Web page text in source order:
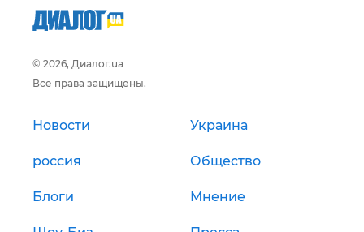
© 2026, Диалог.ua
Все права защищены.
Новости Украина
россия Общество
Блоги Мнение